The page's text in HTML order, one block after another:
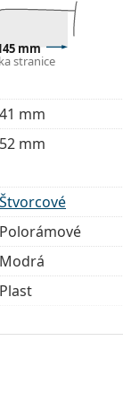
puzdrom.
je ideálna
obsahovať
si
mm
stranice
41 mm
52 mm
Štvorcové
Polorámové
Modrá
Plast